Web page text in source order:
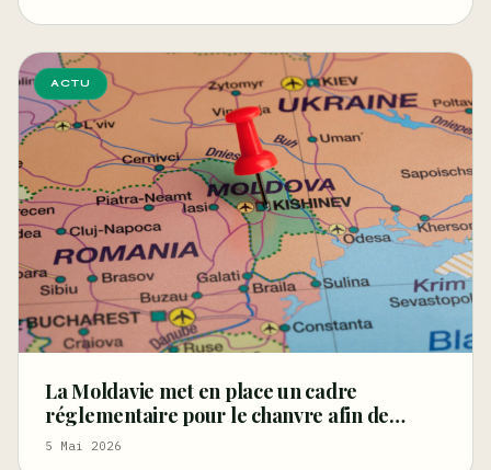
ACTU
La Moldavie met en place un cadre
réglementaire pour le chanvre afin de
relancer les filières de la fibre et des graines
5 Mai 2026